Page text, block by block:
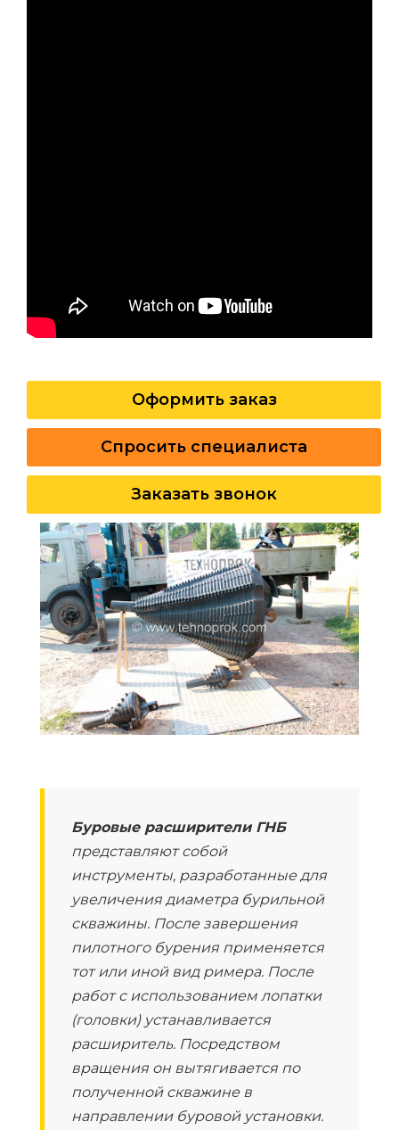
Оформить заказ
Спросить специалиста
Заказать звонок
Буровые расширители ГНБ
представляют собой
инструменты, разработанные для
увеличения диаметра бурильной
скважины. После завершения
пилотного бурения применяется
тот или иной вид римера. После
работ с использованием лопатки
(головки) устанавливается
расширитель. Посредством
вращения он вытягивается по
полученной скважине в
направлении буровой установки.